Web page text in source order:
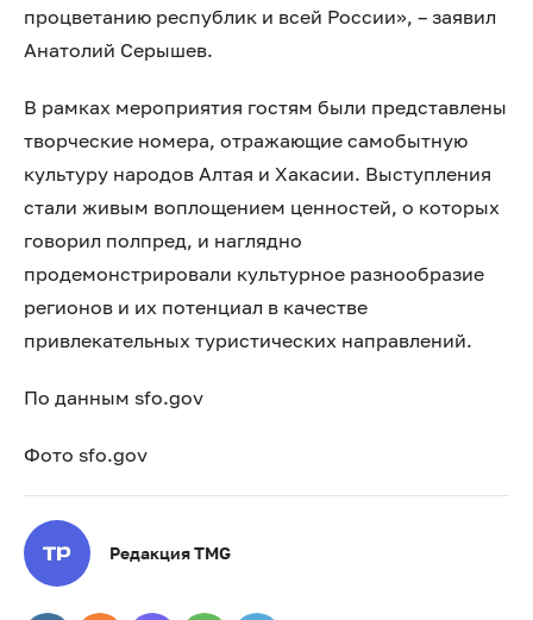
процветанию республик и всей России», – заявил
Анатолий Серышев.
В рамках мероприятия гостям были представлены
творческие номера, отражающие самобытную
культуру народов Алтая и Хакасии. Выступления
стали живым воплощением ценностей, о которых
говорил полпред, и наглядно
продемонстрировали культурное разнообразие
регионов и их потенциал в качестве
привлекательных туристических направлений.
По данным sfo.gov
Фото sfo.gov
Редакция TMG